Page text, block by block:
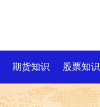
期货知识 股票知识